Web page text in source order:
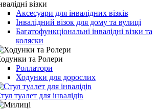
візки
Аксесуари для інвалідних візків
Інвалідний візок для дому та вулиці
Багатофункціональні інвалідні візки та
коляски
та Ролери
Роллатори
Ходунки для дорослих
туалет для інвалідів